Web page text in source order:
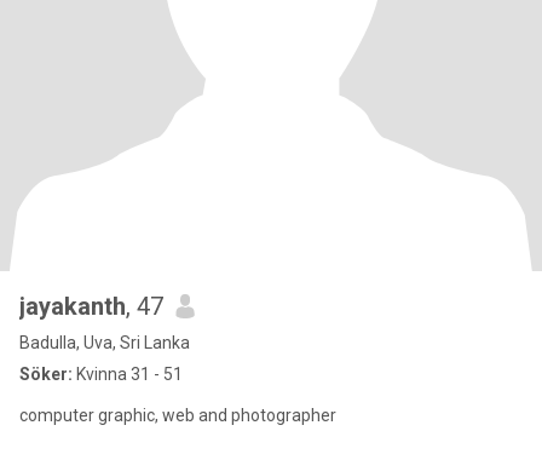
jayakanth, 47
Badulla, Uva, Sri Lanka
Söker: Kvinna 31 - 51
computer graphic, web and photographer